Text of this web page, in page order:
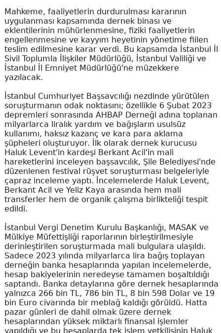
Mahkeme, faaliyetlerin durdurulması kararının
uygulanması kapsamında dernek binası ve
eklentilerinin mühürlenmesine, fiziki faaliyetlerin
engellenmesine ve kayyım heyetinin yönetime fiilen
teslim edilmesine karar verdi. Bu kapsamda İstanbul İl
Sivil Toplumla İlişkiler Müdürlüğü, İstanbul Valiliği ve
İstanbul İl Emniyet Müdürlüğü'ne müzekkere
yazılacak.
İstanbul Cumhuriyet Başsavcılığı nezdinde yürütülen
soruşturmanın odak noktasını; özellikle 6 Şubat 2023
depremleri sonrasında AHBAP Derneği adına toplanan
milyarlarca liralık yardım ve bağışların usulsüz
kullanımı, haksız kazanç ve kara para aklama
şüpheleri oluşturuyor. İlk olarak dernek kurucusu
Haluk Levent'in kardeşi Berkant Acil'in mali
hareketlerini inceleyen başsavcılık, Şile Belediyesi'nde
düzenlenen festival rüşvet soruşturması belgeleriyle
çapraz inceleme yaptı. İncelemelerde Haluk Levent,
Berkant Acil ve Yeliz Kaya arasında hem mali
transferler hem de organik çalışma birlikteliği tespit
edildi.
İstanbul Vergi Denetim Kurulu Başkanlığı, MASAK ve
Mülkiye Müfettişliği raporlarının birleştirilmesiyle
derinleştirilen soruşturmada mali bulgulara ulaşıldı.
Sadece 2023 yılında milyarlarca lira bağış toplayan
derneğin banka hesaplarında yapılan incelemelerde,
hesap bakiyelerinin neredeyse tamamen boşaltıldığı
saptandı. Banka detaylarına göre dernek hesaplarında
yalnızca 266 bin TL, 786 bin TL, 8 bin 598 Dolar ve 19
bin Euro civarında bir meblağ kaldığı görüldü. Hatta
pazar günleri de dahil olmak üzere dernek
hesaplarından yüksek miktarlı finansal işlemler
yapıldığı ve bu hesaplarda tek işlem yetkilisinin Haluk